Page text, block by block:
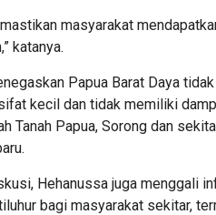
masyarakat
katanya.
Papua Barat Daya
kecil dan tidak memiliki
Tanah Papua, Sorong dan
Hehanussa juga menggali
bagi masyarakat sekitar,